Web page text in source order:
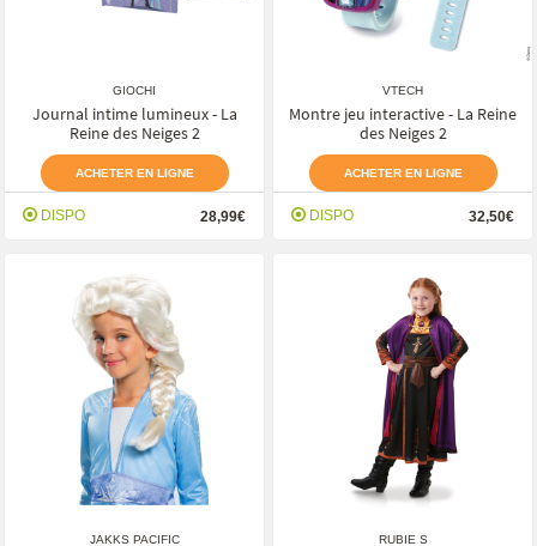
GIOCHI
Journal intime lumineux - La
Reine des Neiges 2
ACHETER EN LIGNE
DISPO 28,99€
VTECH
Montre jeu interactive - La Reine
des Neiges 2
ACHETER EN LIGNE
DISPO 32,50€
JAKKS PACIFIC RUBIE S